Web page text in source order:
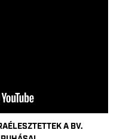
A BV.